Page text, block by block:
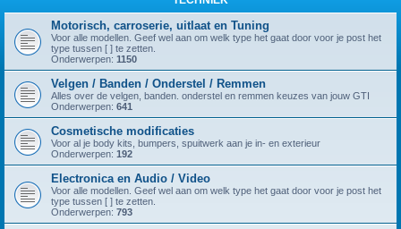
Motorisch, carroserie, uitlaat en Tuning
Voor alle modellen. Geef wel aan om welk type het gaat door voor je post het
type tussen [ ] te zetten.
Onderwerpen: 1150
Velgen / Banden / Onderstel / Remmen
Alles over de velgen, banden. onderstel en remmen keuzes van jouw GTI
Onderwerpen: 641
Cosmetische modificaties
Voor al je body kits, bumpers, spuitwerk aan je in- en exterieur
Onderwerpen: 192
Electronica en Audio / Video
Voor alle modellen. Geef wel aan om welk type het gaat door voor je post het
type tussen [ ] te zetten.
Onderwerpen: 793